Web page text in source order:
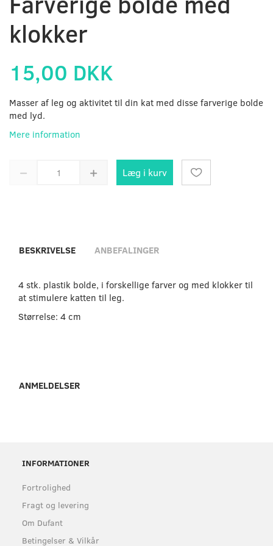
klokker
15,00 DKK
Masser af leg og aktivitet til din kat med disse farverige bolde
med lyd.
Mere information
Læg i kurv
BESKRIVELSE ANBEFALINGER
4 stk. plastik bolde, i forskellige farver og med klokker til
at stimulere katten til leg.
Størrelse: 4 cm
ANMELDELSER
INFORMATIONER
Fortrolighed
Fragt og levering
Om Dufant
Betingelser & Vilkår